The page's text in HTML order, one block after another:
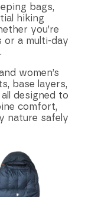
bags,
hiking
you’re
or a multi-day
women’s
base layers,
designed to
comfort,
nature safely